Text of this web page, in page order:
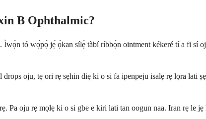
B Ophthalmic?
tó wọ́pọ̀ jẹ́ ọ̀kan sílẹ̀ tàbí ríbbọ̀n ointment kékeré tí a fi sí
oju, tẹ ori rẹ sẹhin diẹ ki o si fa ipenpeju isalẹ rẹ lọra lati
Pa oju rẹ mọlẹ ki o si gbe e kiri lati tan oogun naa. Iran rẹ le